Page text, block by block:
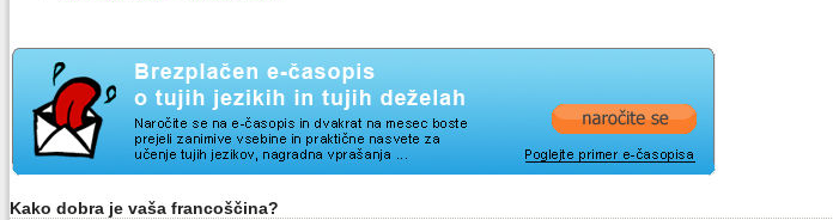
Kako dobra je vaša francoščina?